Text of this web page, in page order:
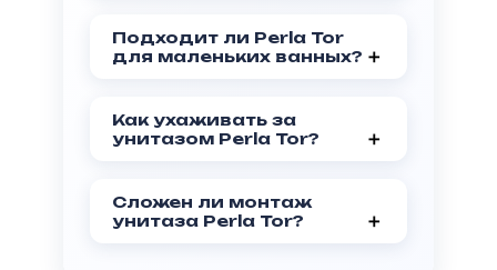
(PST77722) предоставляется
гарантия 12 месяцев, что
Подходит ли Perla Tor
для маленьких ванных?
для небольших ванных
Как ухаживать за
унитазом Perla Tor?
очищается стандартными
Сложен ли монтаж
унитаза Perla Tor?